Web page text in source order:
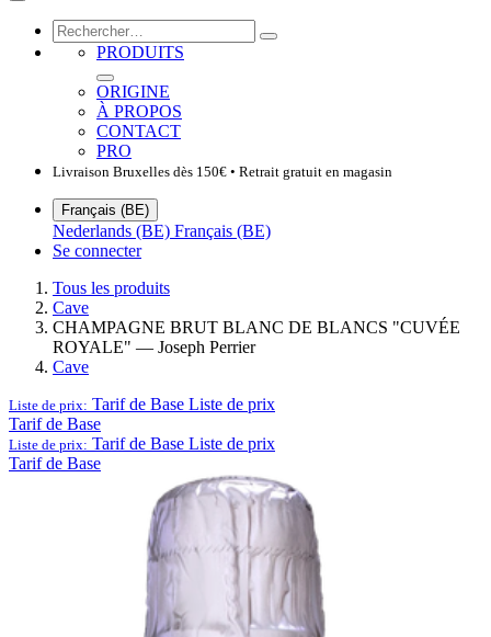
PRODUITS
ORIGINE
À PROPOS
CONTACT
PRO
Livraison Bruxelles dès 150€ • Retrait gratuit en magasin
Français (BE)
Nederlands (BE) Français (BE)
Se connecter
Tous les produits
Cave
CHAMPAGNE BRUT BLANC DE BLANCS "CUVÉE
ROYALE" — Joseph Perrier
Cave
Liste de prix: Tarif de Base Liste de prix
Tarif de Base
Liste de prix: Tarif de Base Liste de prix
Tarif de Base